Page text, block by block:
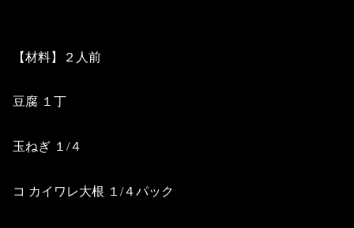
【材料】２人前
豆腐 １丁
玉ねぎ １/４
コ カイワレ大根 １/４パック